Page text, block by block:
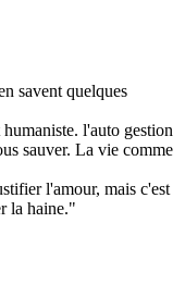
savent quelques
l'auto gestion
sauver. La vie comme
l'amour, mais c'est
la haine."